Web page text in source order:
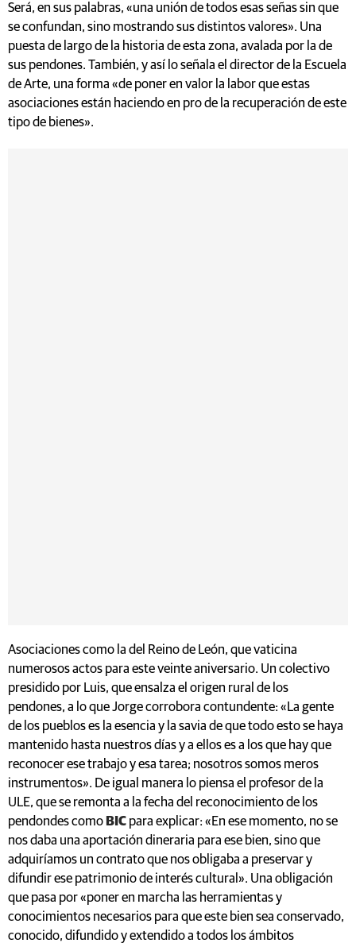
Será, en sus palabras, «una unión de todos esas señas sin que
se confundan, sino mostrando sus distintos valores». Una
puesta de largo de la historia de esta zona, avalada por la de
sus pendones. También, y así lo señala el director de la Escuela
de Arte, una forma «de poner en valor la labor que estas
asociaciones están haciendo en pro de la recuperación de este
tipo de bienes».
Asociaciones como la del Reino de León, que vaticina
numerosos actos para este veinte aniversario. Un colectivo
presidido por Luis, que ensalza el origen rural de los
pendones, a lo que Jorge corrobora contundente: «La gente
de los pueblos es la esencia y la savia de que todo esto se haya
mantenido hasta nuestros días y a ellos es a los que hay que
reconocer ese trabajo y esa tarea; nosotros somos meros
instrumentos». De igual manera lo piensa el profesor de la
ULE, que se remonta a la fecha del reconocimiento de los
pendondes como BIC para explicar: «En ese momento, no se
nos daba una aportación dineraria para ese bien, sino que
adquiríamos un contrato que nos obligaba a preservar y
difundir ese patrimonio de interés cultural». Una obligación
que pasa por «poner en marcha las herramientas y
conocimientos necesarios para que este bien sea conservado,
conocido, difundido y extendido a todos los ámbitos